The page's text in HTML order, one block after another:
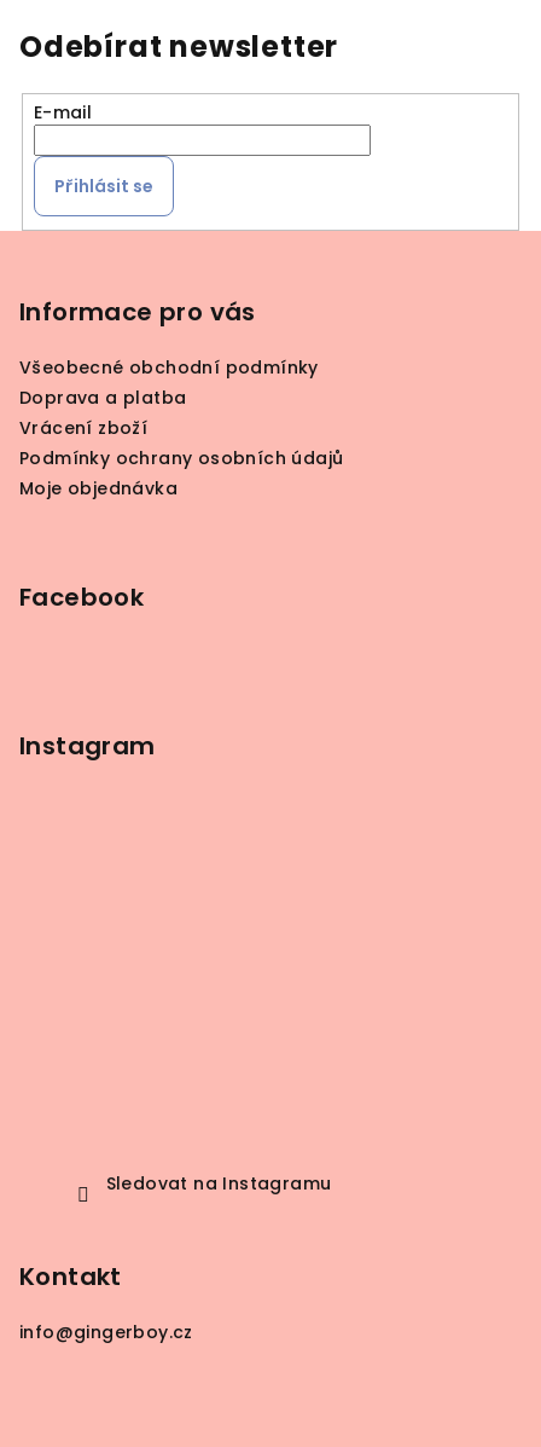
Odebírat newsletter
E-mail
Přihlásit se
Informace pro vás
Všeobecné obchodní podmínky
Doprava a platba
Vrácení zboží
Podmínky ochrany osobních údajů
Moje objednávka
Facebook
Instagram
Sledovat na Instagramu
Kontakt
info@gingerboy.cz